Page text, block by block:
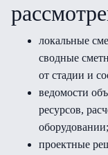
локальные
сводные
от стадии и
ведомости
ресурсов,
оборудовании;
проектные